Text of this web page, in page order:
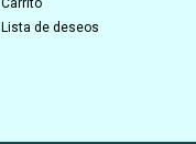
Carrito
Lista de deseos